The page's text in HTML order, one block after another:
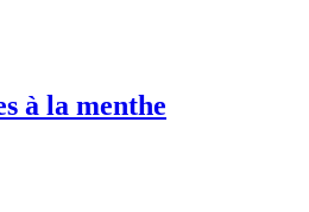
à la menthe